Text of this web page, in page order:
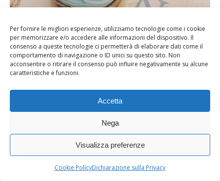
Per fornire le migliori esperienze, utilizziamo tecnologie come i cookie
per memorizzare e/o accedere alle informazioni del dispositivo. Il
consenso a queste tecnologie ci permetterà di elaborare dati come il
comportamento di navigazione o ID unici su questo sito. Non
acconsentire o ritirare il consenso può influire negativamente su alcune
caratteristiche e funzioni.
Accetta
Nega
Visualizza preferenze
Cookie PolicyDichiarazione sulla Privacy